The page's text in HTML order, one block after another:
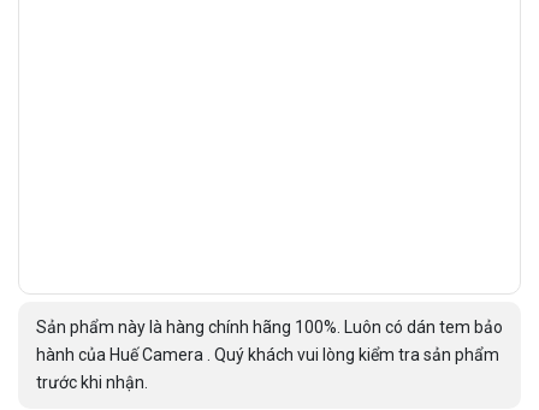
Sản phẩm này là hàng chính hãng 100%. Luôn có dán tem bảo
hành của Huế Camera . Quý khách vui lòng kiểm tra sản phẩm
trước khi nhận.